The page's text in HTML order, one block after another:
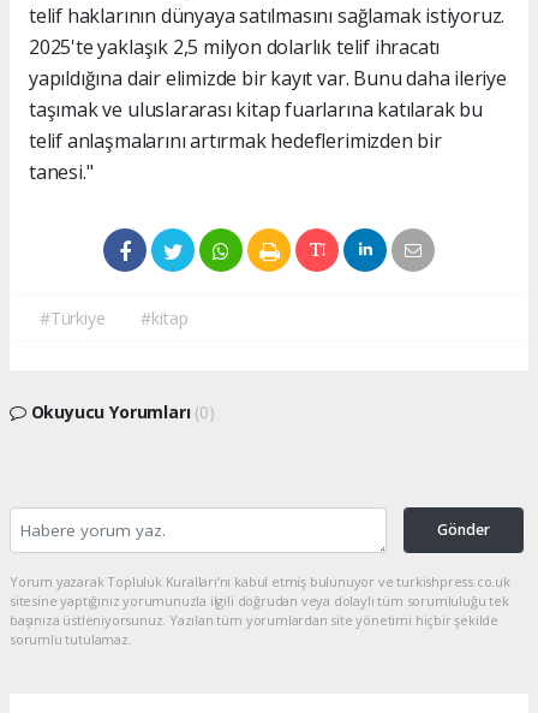
telif haklarının dünyaya satılmasını sağlamak istiyoruz.
2025'te yaklaşık 2,5 milyon dolarlık telif ihracatı
yapıldığına dair elimizde bir kayıt var. Bunu daha ileriye
taşımak ve uluslararası kitap fuarlarına katılarak bu
telif anlaşmalarını artırmak hedeflerimizden bir
tanesi."
#Türkiye #kitap
Okuyucu Yorumları (0)
Gönder
Yorum yazarak Topluluk Kuralları’nı kabul etmiş bulunuyor ve turkishpress.co.uk
sitesine yaptığınız yorumunuzla ilgili doğrudan veya dolaylı tüm sorumluluğu tek
başınıza üstleniyorsunuz. Yazılan tüm yorumlardan site yönetimi hiçbir şekilde
sorumlu tutulamaz.